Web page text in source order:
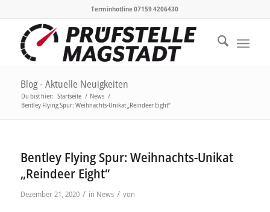
Terminhotline 07159 4206430
Blog - Aktuelle Neuigkeiten
Du bist hier: Startseite / News /
Bentley Flying Spur: Weihnachts-Unikat „Reindeer Eight“
Bentley Flying Spur: Weihnachts-Unikat
„Reindeer Eight“
Dezember 21, 2020 / in News / von